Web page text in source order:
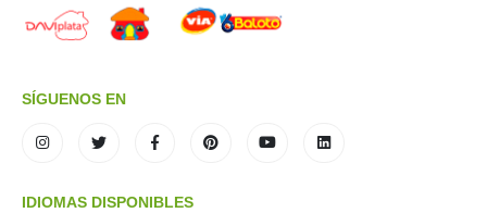
SÍGUENOS EN
IDIOMAS DISPONIBLES